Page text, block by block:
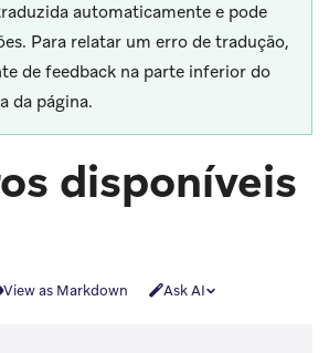
automaticamente e pode
Para relatar um erro de tradução,
de feedback na parte inferior do
da página.
disponíveis
View as Markdown Ask AI